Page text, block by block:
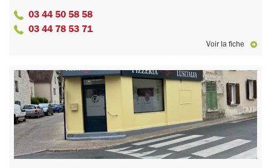
03 44 50 58 58
03 44 78 53 71
Voir la fiche